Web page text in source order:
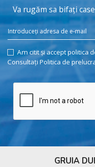
Va rugăm sa bifați
Am citit și accept politica
Consultați Politica de
GRUIA